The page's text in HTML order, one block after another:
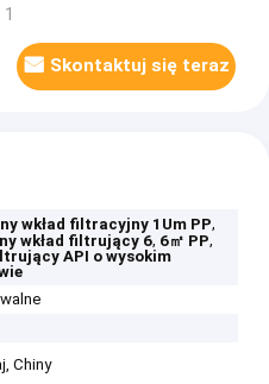
Skontaktuj się teraz
wkład filtracyjny 1Um PP,
wkład filtrujący 6, 6㎡ PP,
API o wysokim
Chiny